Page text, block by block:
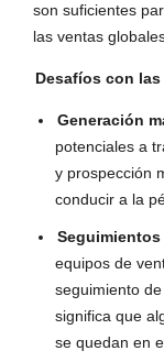
son suficientes
las ventas
Desafíos con
Generación
potenciales a
y prospección
conducir a la
equipos de
seguimiento
significa que
se quedan en